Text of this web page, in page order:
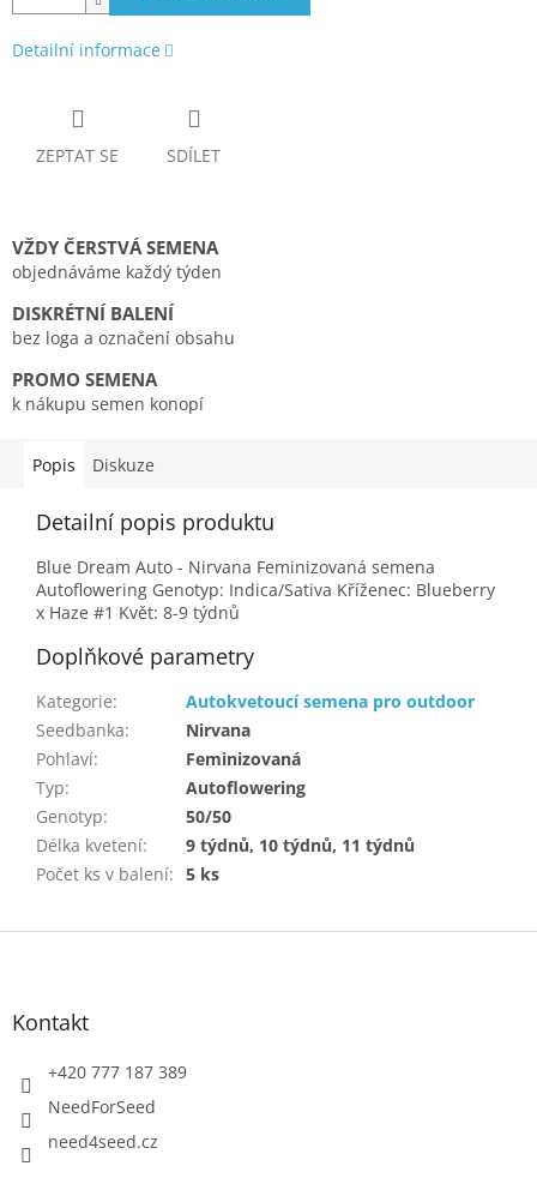
Detailní informace
ZEPTAT SE SDÍLET
VŽDY ČERSTVÁ SEMENA
objednáváme každý týden
DISKRÉTNÍ BALENÍ
bez loga a označení obsahu
PROMO SEMENA
k nákupu semen konopí
Popis Diskuze
Detailní popis produktu
Blue Dream Auto - Nirvana Feminizovaná semena
Autoflowering Genotyp: Indica/Sativa Kříženec: Blueberry
x Haze #1 Květ: 8-9 týdnů
Doplňkové parametry
Kategorie:
Autokvetoucí semena pro outdoor
Seedbanka:
Nirvana
Pohlaví:
Feminizovaná
Typ:
Autoflowering
Genotyp:
50/50
Délka kvetení:
9 týdnů, 10 týdnů, 11 týdnů
Počet ks v balení: 5 ks
Z
Kontakt
+420 777 187 389
NeedForSeed
need4seed.cz